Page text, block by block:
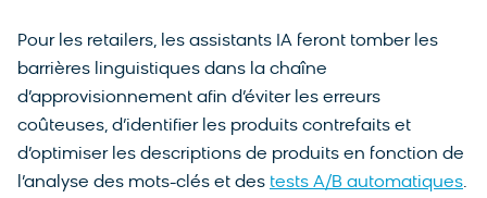
Pour les retailers, les assistants IA feront tomber les
barrières linguistiques dans la chaîne
d’approvisionnement afin d’éviter les erreurs
coûteuses, d’identifier les produits contrefaits et
d’optimiser les descriptions de produits en fonction de
l’analyse des mots-clés et des tests A/B automatiques.